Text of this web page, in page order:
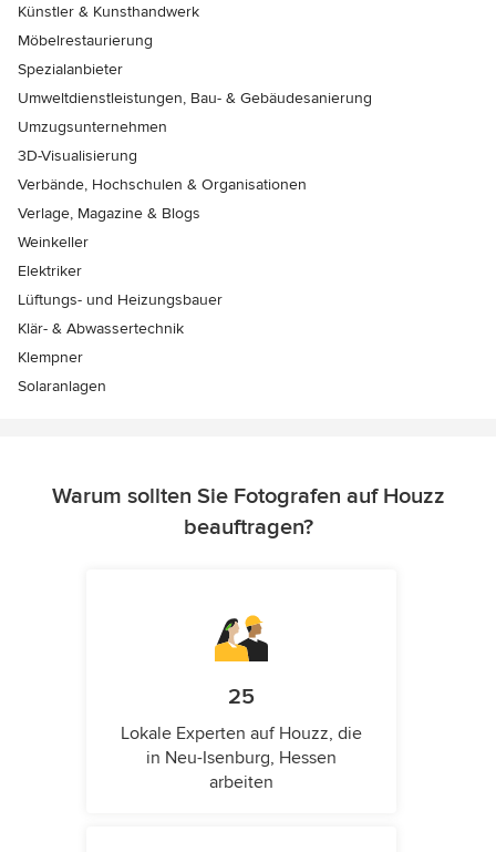
Künstler & Kunsthandwerk
Möbelrestaurierung
Spezialanbieter
Umweltdienstleistungen, Bau- & Gebäudesanierung
Umzugsunternehmen
3D-Visualisierung
Verbände, Hochschulen & Organisationen
Verlage, Magazine & Blogs
Weinkeller
Elektriker
Lüftungs- und Heizungsbauer
Klär- & Abwassertechnik
Klempner
Solaranlagen
Warum sollten Sie Fotografen auf Houzz
beauftragen?
25
Lokale Experten auf Houzz, die
in Neu-Isenburg, Hessen
arbeiten